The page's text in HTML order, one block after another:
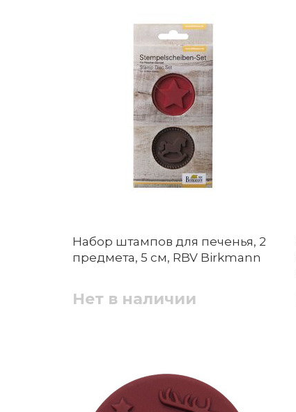
Набор штампов для печенья, 2
предмета, 5 см, RBV Birkmann
Нет в наличии